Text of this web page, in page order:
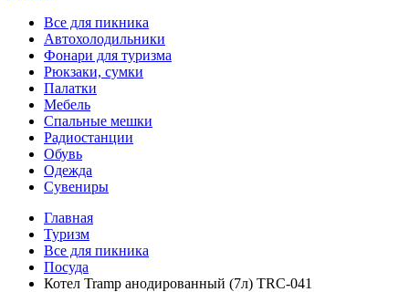
Все для пикника
Автохолодильники
Фонари для туризма
Рюкзаки, сумки
Палатки
Мебель
Спальные мешки
Радиостанции
Обувь
Одежда
Сувениры
Главная
Туризм
Все для пикника
Посуда
Котел Tramp анодированный (7л) TRC-041